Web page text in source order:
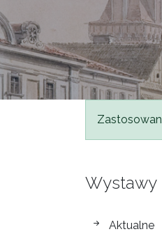
Wystawy
wystawy
Aktualne